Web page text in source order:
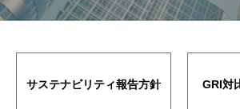
サステナビリティ報告方針 GRI対